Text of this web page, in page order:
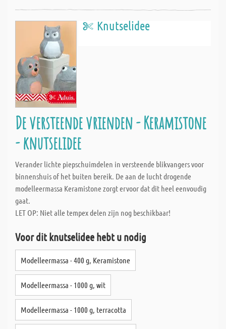
Knutselidee
De versteende vrienden - Keramistone
- knutselidee
Verander lichte piepschuimdelen in versteende blikvangers voor
binnenshuis of het buiten bereik. De aan de lucht drogende
modelleermassa Keramistone zorgt ervoor dat dit heel eenvoudig
gaat.
LET OP: Niet alle tempex delen zijn nog beschikbaar!
Voor dit knutselidee hebt u nodig
Modelleermassa - 400 g, Keramistone
Modelleermassa - 1000 g, wit
Modelleermassa - 1000 g, terracotta